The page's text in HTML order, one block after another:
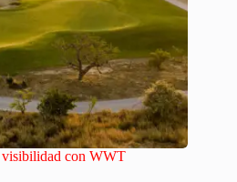
visibilidad con WWT